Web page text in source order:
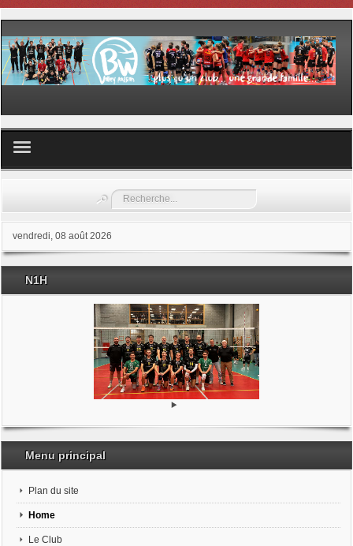
Les samedis du sport
Les stages
Documents
Rechercher
vendredi, 08 août 2026
N1H
Menu principal
Plan du site
Home
Le Club